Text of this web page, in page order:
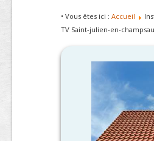
• Vous êtes ici : Accueil
TV Saint-julien-en-